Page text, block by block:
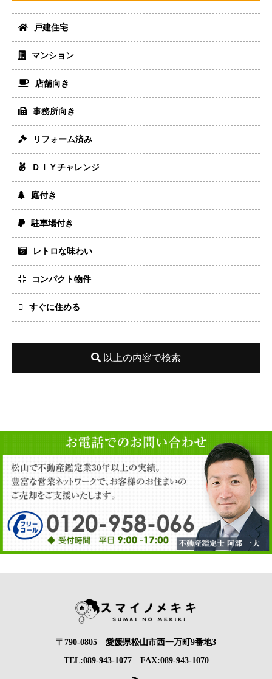
戸建住宅
マンション
店舗向き
事務所向き
リフォーム済み
ＤＩＹチャレンジ
庭付き
駐車場付き
レトロな味わい
コンパクト物件
すぐに住める
以上の内容で検索
〒790-0805 愛媛県松山市西一万町9番地3
TEL:089-943-1077 FAX:089-943-1070